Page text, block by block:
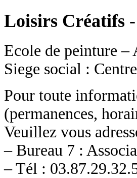
Loisirs Créatifs
Ecole de peinture –
Siege social :
Pour toute
(permanences,
Veuillez vous
– Bureau 7 :
– Tél :